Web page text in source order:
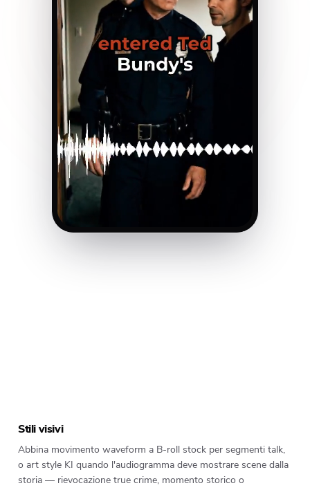
Stili visivi
Abbina movimento waveform a B-roll stock per segmenti talk,
o art style KI quando l'audiogramma deve mostrare scene dalla
storia — rievocazione true crime, momento storico o